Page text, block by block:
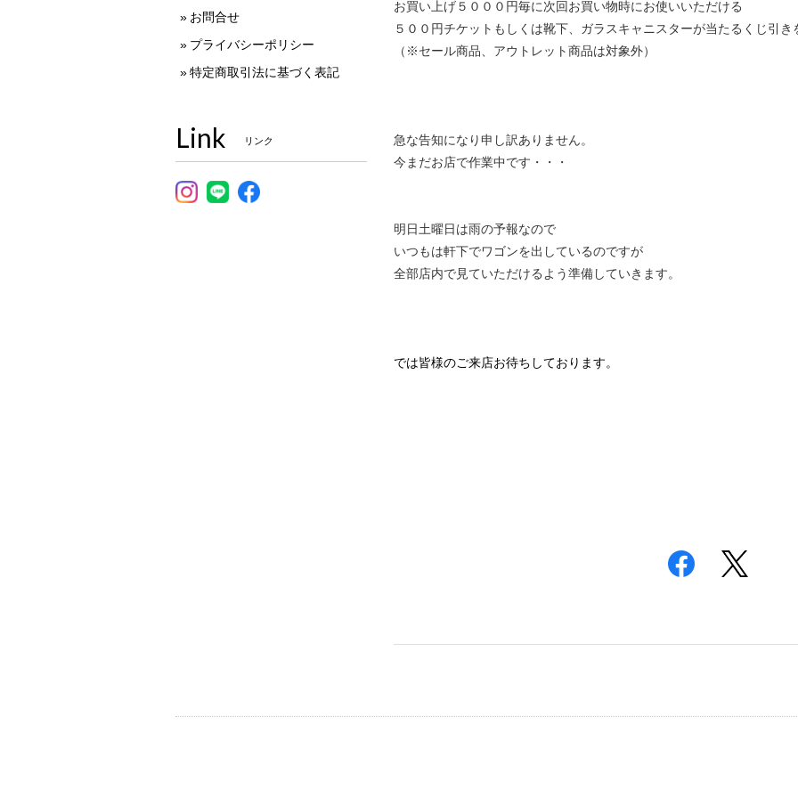
お買い上げ５０００円毎に次回お買い物時にお使いいただける
５００円チケットもしくは靴下、ガラスキャニスターが当たるくじ引き
（※セール商品、アウトレット商品は対象外）
急な告知になり申し訳ありません。
今まだお店で作業中です・・・
明日土曜日は雨の予報なので
いつもは軒下でワゴンを出しているのですが
全部店内で見ていただけるよう準備していきます。
では皆様のご来店お待ちしております。
お問合せ
プライバシーポリシー
特定商取引法に基づく表記
Link リンク